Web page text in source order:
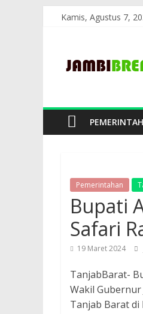
Kamis, Agustus 7,
Pemerintahan
Bupati
Safari
19 Maret 2024
TanjabBarat-
Wakil Gubernur
Tanjab Barat di